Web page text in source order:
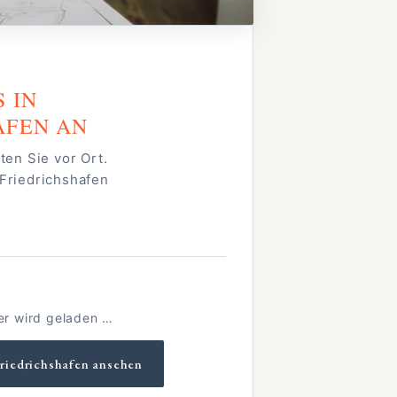
IN
AN
Sie vor Ort.
wird geladen …
ansehen